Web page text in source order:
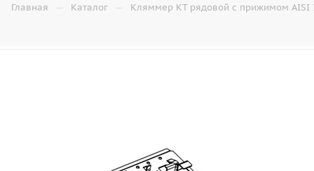
Главная — Каталог — Кляммер KT рядовой с прижимом